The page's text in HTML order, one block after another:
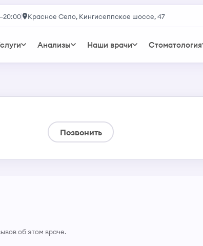
Красное Село, Кингисеппское шоссе, 47
Анализы Наши врачи Стоматология
Позвонить
об этом враче.